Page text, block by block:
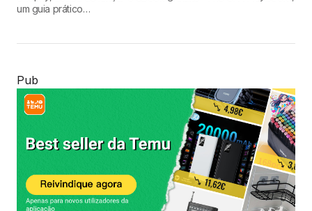
um guia prático…
Pub